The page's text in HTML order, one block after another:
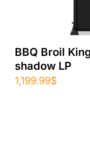
BBQ Broil
shadow LP
1,199.99$